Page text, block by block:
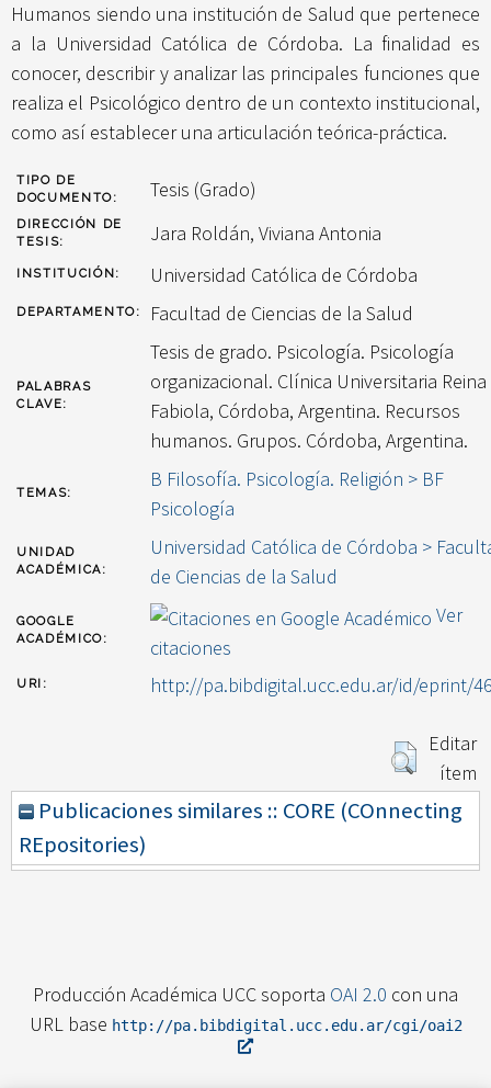
Humanos siendo una institución de Salud que pertenece
a la Universidad Católica de Córdoba. La finalidad es
conocer, describir y analizar las principales funciones que
realiza el Psicológico dentro de un contexto institucional,
como así establecer una articulación teórica-práctica.
TIPO DE
DOCUMENTO:
Tesis (Grado)
DIRECCIÓN DE
TESIS:
Jara Roldán, Viviana Antonia
INSTITUCIÓN: Universidad Católica de Córdoba
DEPARTAMENTO: Facultad de Ciencias de la Salud
PALABRAS
CLAVE:
Tesis de grado. Psicología. Psicología
organizacional. Clínica Universitaria Reina
Fabiola, Córdoba, Argentina. Recursos
humanos. Grupos. Córdoba, Argentina.
TEMAS:
B Filosofía. Psicología. Religión > BF
Psicología
UNIDAD
ACADÉMICA:
Universidad Católica de Córdoba >
de Ciencias de la Salud
GOOGLE
ACADÉMICO:
Ver
citaciones
URI: http://pa.bibdigital.ucc.edu.ar/id/eprint/
Editar
ítem
Publicaciones similares :: CORE (COnnecting
REpositories)
Producción Académica UCC soporta OAI 2.0 con una
URL base http://pa.bibdigital.ucc.edu.ar/cgi/oai2